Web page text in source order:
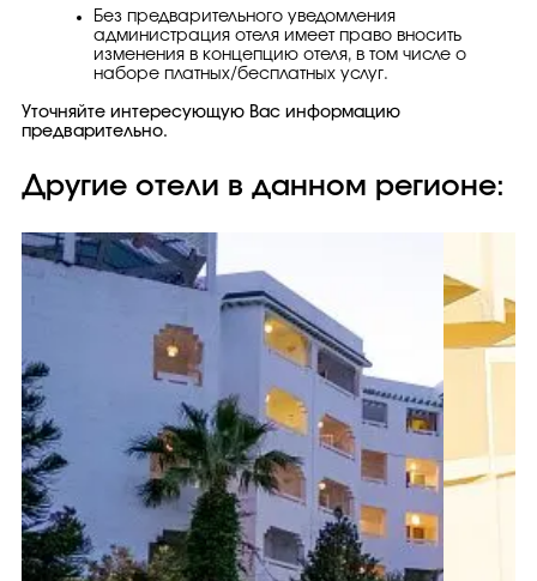
Без предварительного уведомления
администрация отеля имеет право вносить
изменения в концепцию отеля, в том числе о
наборе платных/бесплатных услуг.
Уточняйте интересующую Вас информацию
предварительно.
Другие отели в данном регионе: